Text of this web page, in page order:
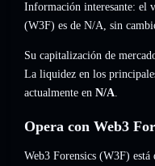
Información interesante: el
(W3F) es de N/A, sin
Su capitalización de
La liquidez en los
actualmente en N/A.
Opera con Web3
Web3 Forensics (W3F)